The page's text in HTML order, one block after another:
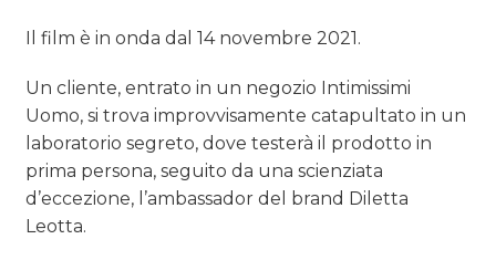
Il film è in onda dal 14 novembre 2021.
Un cliente, entrato in un negozio Intimissimi
Uomo, si trova improvvisamente catapultato in un
laboratorio segreto, dove testerà il prodotto in
prima persona, seguito da una scienziata
d’eccezione, l’ambassador del brand Diletta
Leotta.